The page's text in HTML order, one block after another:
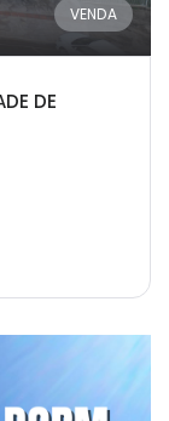
VENDA
DE